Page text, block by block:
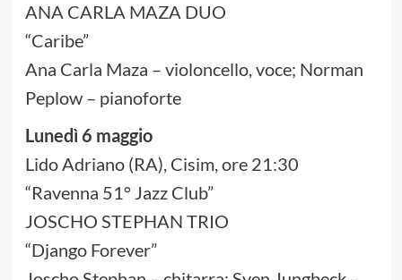
ANA CARLA MAZA DUO
“Caribe”
Ana Carla Maza – violoncello, voce; Norman
Peplow – pianoforte
Lunedì 6 maggio
Lido Adriano (RA), Cisim, ore 21:30
“Ravenna 51° Jazz Club”
JOSCHO STEPHAN TRIO
“Django Forever”